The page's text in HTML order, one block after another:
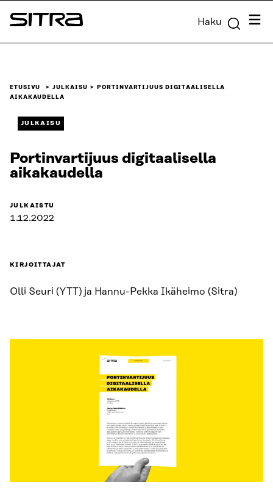
Siirry
suoraan
Sitra Haku
ETUSIVU JULKAISU
PORTINVARTIJUUS DIGITAALISELLA
AIKAKAUDELLA
JULKAISU
Portinvartijuus digitaalisella
aikakaudella
JULKAISTU
1.12.2022
KIRJOITTAJAT
Olli Seuri (YTT) ja Hannu-Pekka Ikäheimo (Sitra)